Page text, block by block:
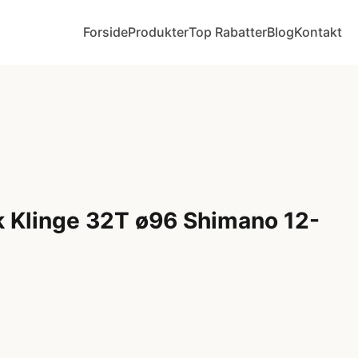
ForsideProdukterTop RabatterBlogKontakt
32T ø96 Shimano 12-